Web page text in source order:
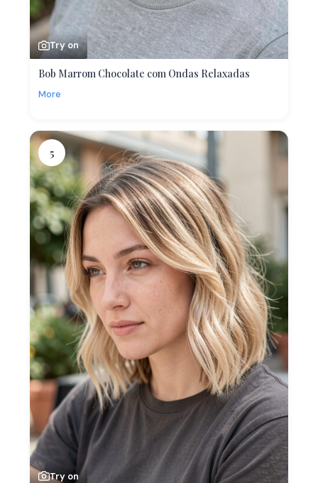
Try on
Bob Marrom Chocolate com Ondas Relaxadas
More
5
Try on